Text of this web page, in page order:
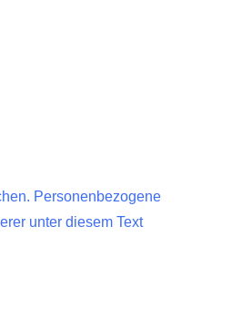
Personenbezogene
unter diesem Text